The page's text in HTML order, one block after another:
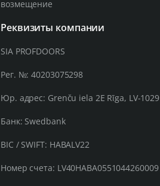
возмещение
Реквизиты компании
SIA PROFDOORS
Рег. №: 40203075298
Юр. адрес: Grenču iela 2E Rīga, LV-1029
Банк: Swedbank
BIC / SWIFT: HABALV22
Номер счета: LV40HABA0551044260009